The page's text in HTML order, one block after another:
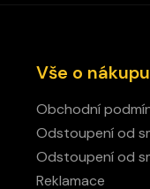
Vše o nákupu
Obchodní
Odstoupení od
Odstoupení od
Reklamace